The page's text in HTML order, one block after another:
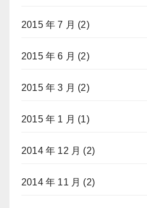
2015 年 7 月 (2)
2015 年 6 月 (2)
2015 年 3 月 (2)
2015 年 1 月 (1)
2014 年 12 月 (2)
2014 年 11 月 (2)